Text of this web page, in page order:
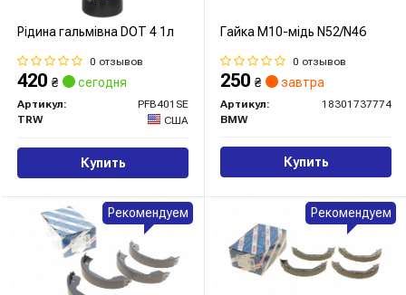
Рідина гальмівна DOT 4 1л
0 отзывов
420 ₴ сегодня
Артикул:
PFB401SE
TRW
США
Купить
Гайка M10-мідь N52/N46
0 отзывов
250 ₴ завтра
Артикул:
18301737774
BMW
Купить
Рекомендуем Рекомендуем